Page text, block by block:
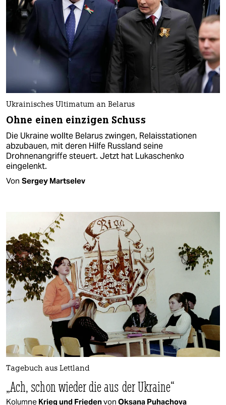
Ukrainisches Ultimatum an Belarus
Ohne einen einzigen Schuss
Die Ukraine wollte Belarus zwingen, Relaisstationen
abzubauen, mit deren Hilfe Russland seine
Drohnenangriffe steuert. Jetzt hat Lukaschenko
eingelenkt.
Von Sergey Martselev
Tagebuch aus Lettland
„Ach, schon wieder die aus der Ukraine“
Kolumne Krieg und Friedenvon Oksana Puhachova